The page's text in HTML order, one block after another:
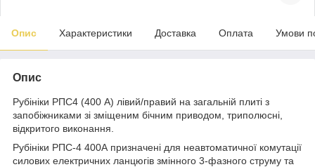
Опис Характеристики Доставка Оплата Умови
Опис
Рубініки РПС4 (400 А) лівий/правий на загальній плиті з
запобіжниками зі зміщеним бічним приводом, триполюсні,
відкритого виконання.
Рубініки РПС-4 400А призначені для неавтоматичної комутації
силових електричних ланцюгів змінного 3-фазного струму та